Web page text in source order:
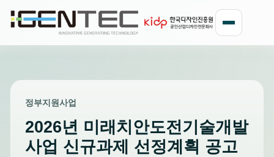
정부지원사업
2026년 미래치안도전기술개발
사업 신규과제 선정계획 공고